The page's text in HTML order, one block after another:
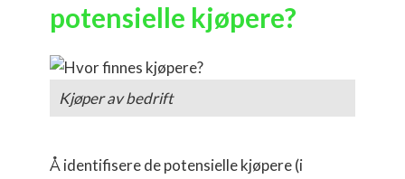
potensielle kjøpere?
Kjøper av bedrift
Å identifisere de potensielle kjøpere (i